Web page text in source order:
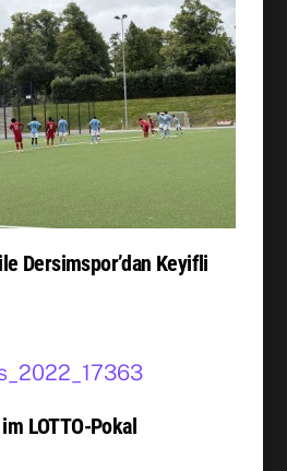
Dersimspor’dan Keyifli
LOTTO-Pokal